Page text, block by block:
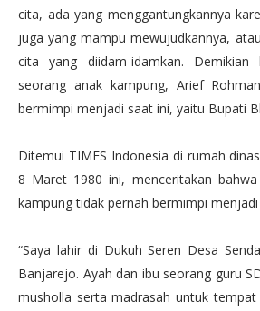
cita, ada yang menggantungkannya
juga yang mampu mewujudkannya,
cita yang diidam-idamkan. Demikian
seorang anak kampung, Arief
bermimpi menjadi saat ini, yaitu Bupati
Ditemui TIMES Indonesia di rumah
8 Maret 1980 ini, menceritakan
kampung tidak pernah bermimpi
“Saya lahir di Dukuh Seren Desa
Banjarejo. Ayah dan ibu seorang guru
musholla serta madrasah untuk